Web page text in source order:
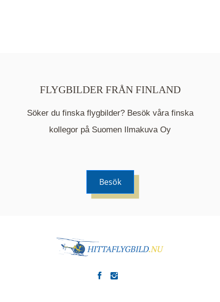
Mappen är en medelpunkt över fotat område och
kommer nu visa de fastigheter som finns just här.
FLYGBILDER FRÅN FINLAND
Söker du finska flygbilder? Besök våra finska
kollegor på Suomen Ilmakuva Oy
Besök